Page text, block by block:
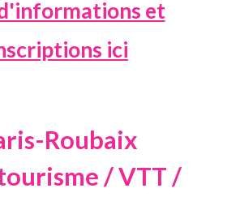
et
ici
Roubaix
/ VTT /